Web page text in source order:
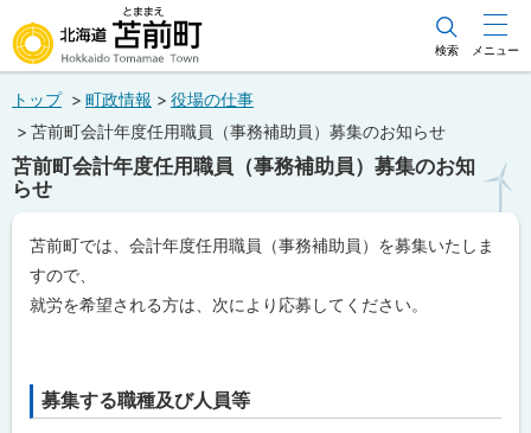
文
メ
ュ
ー
北海道苫前町
Hokkaido Tomamae Town
検索 メニュー
トップ 町政情報
役場の仕事
苫前町会計年度任用職員（事務補助員）募集のお知らせ
苫前町会計年度任用職員（事務補助員）募集のお知
らせ
ペ
ジ
内
目
用
期
苫前町では、会計年度任用職員（事務補助員）を募集いたしま
すので、
就労を希望される方は、次により応募してください。
ト募集する職種及び人員等